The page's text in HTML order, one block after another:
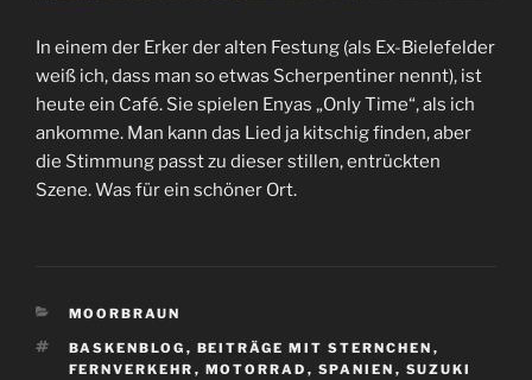
In einem der Erker der alten Festung (als Ex-Bielefelder
weiß ich, dass man so etwas Scherpentiner nennt), ist
heute ein Café. Sie spielen Enyas „Only Time“, als ich
ankomme. Man kann das Lied ja kitschig finden, aber
die Stimmung passt zu dieser stillen, entrückten
Szene. Was für ein schöner Ort.
KATEGORIEN
MOORBRAUN
SCHLAGWÖRTER
BASKENBLOG , BEITRÄGE MIT STERNCHEN ,
FERNVERKEHR , MOTORRAD , SPANIEN , SUZUKI